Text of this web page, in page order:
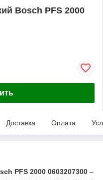
Bosch PFS 2000
Доставка Оплата
PFS 2000 0603207300 –